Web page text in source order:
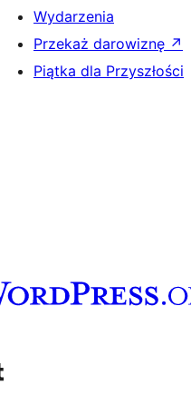
Wydarzenia
Przekaż darowiznę ↗
Piątka dla Przyszłości
YouTube
naszego Tumblra